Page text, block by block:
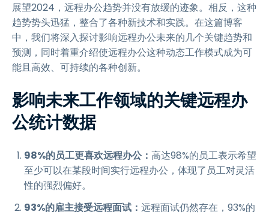
展望2024，远程办公趋势并没有放缓的迹象。相反，这种
趋势势头迅猛，整合了各种新技术和实践。在这篇博客
中，我们将深入探讨影响远程办公未来的几个关键趋势和
预测，同时着重介绍使远程办公这种动态工作模式成为可
能且高效、可持续的各种创新。
影响未来工作领域的关键远程办
公统计数据
98%的员工更喜欢远程办公： 高达98%的员工表示希望
至少可以在某段时间实行远程办公，体现了员工对灵活
性的强烈偏好。
93%的雇主接受远程面试： 远程面试仍然存在，93%的